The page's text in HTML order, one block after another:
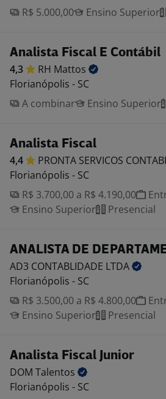
R$ 5.000,00
Ensino Superior
Analista Fiscal E Contábil
4,3 RH Mattos
Florianópolis - SC
A combinar
Ensino Superior
Analista Fiscal
4,4 PRONTA SERVICOS
Florianópolis - SC
R$ 3.700,00 a R$ 4.190,00
Ensino Superior
Presencial
ANALISTA DE
AD3 CONTABLIDADE LTDA
Florianópolis - SC
R$ 3.500,00 a R$ 4.800,00
Ensino Superior
Presencial
Analista Fiscal Junior
DOM Talentos
Florianópolis - SC